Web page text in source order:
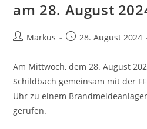
am 28. August
Markus 28. August 2024
Am Mittwoch, dem 28. August
Schildbach gemeinsam mit der
Uhr zu einem
gerufen.